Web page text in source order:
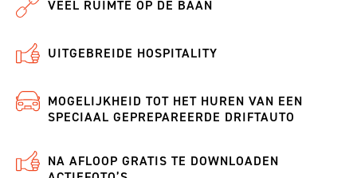
VEEL RUIMTE OP DE BAAN
UITGEBREIDE HOSPITALITY
MOGELIJKHEID TOT HET HUREN VAN EEN
SPECIAAL GEPREPAREERDE DRIFTAUTO
NA AFLOOP GRATIS TE DOWNLOADEN